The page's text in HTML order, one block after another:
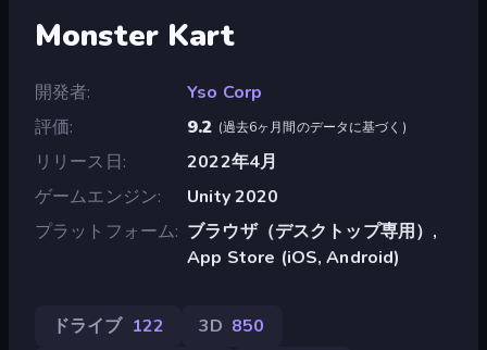
Monster Kart
開発者
Yso Corp
評価
9.2 (過去6ヶ月間のデータに基づく )
リリース日
2022年4月
ゲームエンジン
Unity 2020
プラットフォーム ブラウザ（デスクトップ専用）,
App Store (iOS, Android)
ドライブ 122 3D 850